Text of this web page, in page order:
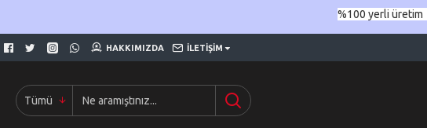
%100 yerli üretim
HAKKIMIZDA İLETIŞIM
Tümü